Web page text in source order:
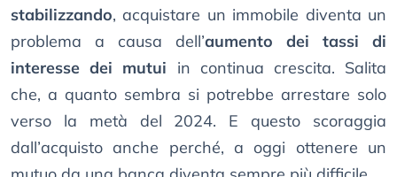
stabilizzando, acquistare un immobile diventa un
problema a causa dell’aumento dei tassi di
interesse dei mutui in continua crescita. Salita
che, a quanto sembra si potrebbe arrestare solo
verso la metà del 2024. E questo scoraggia
dall’acquisto anche perché, a oggi ottenere un